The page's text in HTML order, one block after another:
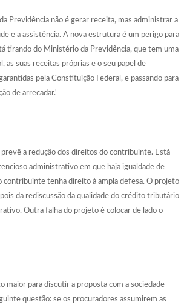
Previdência não é gerar receita, mas administrar a
e a assistência. A nova estrutura é um perigo para
tirando do Ministério da Previdência, que tem uma
as suas receitas próprias e o seu papel de
pela Constituição Federal, e passando para
de arrecadar."
a redução dos direitos do contribuinte. Está
administrativo em que haja igualdade de
contribuinte tenha direito à ampla defesa. O projeto
da rediscussão da qualidade do crédito tributário
Outra falha do projeto é colocar de lado o
maior para discutir a proposta com a sociedade
questão: se os procuradores assumirem as